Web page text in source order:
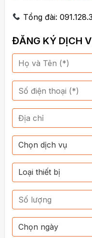
Tổng đài:
ĐĂNG KÝ DỊCH